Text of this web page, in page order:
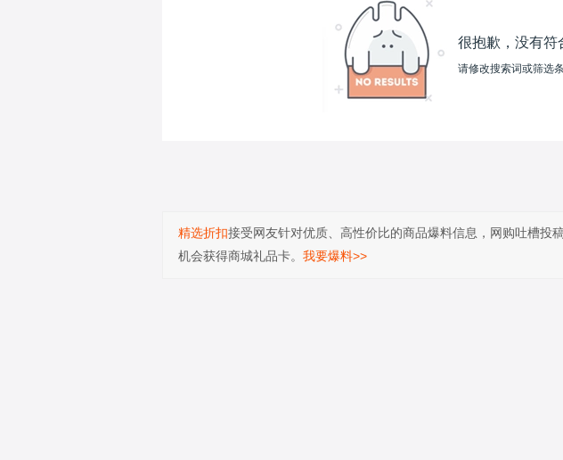
很抱歉，没有符
请修改搜索词或筛选
精选折扣接受网友针对优质、高性价比的商品爆料信息，网购吐槽投
机会获得商城礼品卡。 我要爆料>>